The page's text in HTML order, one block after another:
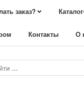
заказ?
Контакты О